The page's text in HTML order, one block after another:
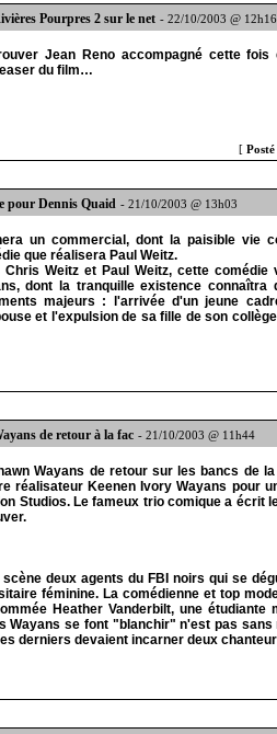
Pourpres 2 sur le net - 22/10/2003 @ 12h16
Jean Reno accompagné cette
du film…
[
pour Dennis Quaid - 21/10/2003 @ 13h03
un commercial, dont la paisible vie
que réalisera Paul Weitz.
Weitz et Paul Weitz, cette
dont la tranquille existence connaîtra
majeurs : l'arrivée d'un jeune
et l'expulsion de sa fille de son
de retour à la fac - 21/10/2003 @ 11h44
Wayans de retour sur les bancs de
réalisateur Keenen Ivory Wayans pour
Studios. Le fameux trio comique a écrit
deux agents du FBI noirs qui se
féminine. La comédienne et top
Heather Vanderbilt, une
Wayans se font "blanchir" n'est pas
derniers devaient incarner deux